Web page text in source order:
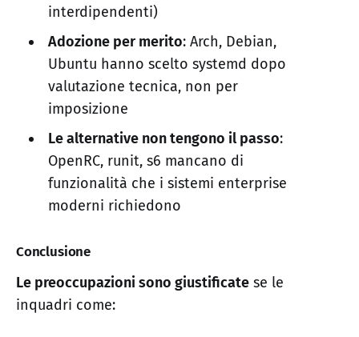
interdipendenti)
Adozione per merito: Arch, Debian,
Ubuntu hanno scelto systemd dopo
valutazione tecnica, non per
imposizione
Le alternative non tengono il passo:
OpenRC, runit, s6 mancano di
funzionalità che i sistemi enterprise
moderni richiedono
Conclusione
Le preoccupazioni sono giustificate se le
inquadri come: